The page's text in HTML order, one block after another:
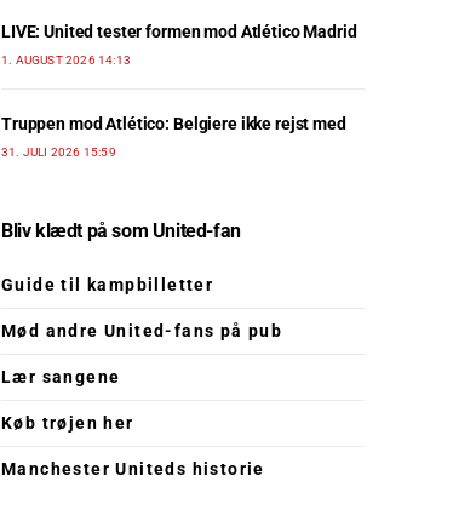
LIVE: United tester formen mod Atlético Madrid
1. AUGUST 2026 14:13
Truppen mod Atlético: Belgiere ikke rejst med
31. JULI 2026 15:59
Bliv klædt på som United-fan
Guide til kampbilletter
Mød andre United-fans på pub
Lær sangene
Køb trøjen her
Manchester Uniteds historie